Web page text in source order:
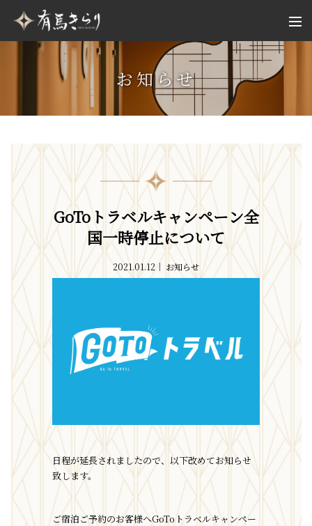
お知らせ
GoToトラベルキャンペーン全
国一時停止について
2021.01.12 お知らせ
日程が延長されましたので、以下改めてお知らせ
致します。
ご宿泊ご予約のお客様へGoToトラベルキャンペー